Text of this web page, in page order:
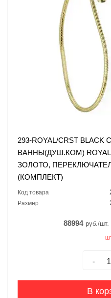
293-ROYAL/CRST
ВАННЫ(ДУШ.КОМ) ROYAL
ЗОЛОТО,
(КОМПЛЕКТ)
Код товара
Размер
88994 руб./шт.
-
В